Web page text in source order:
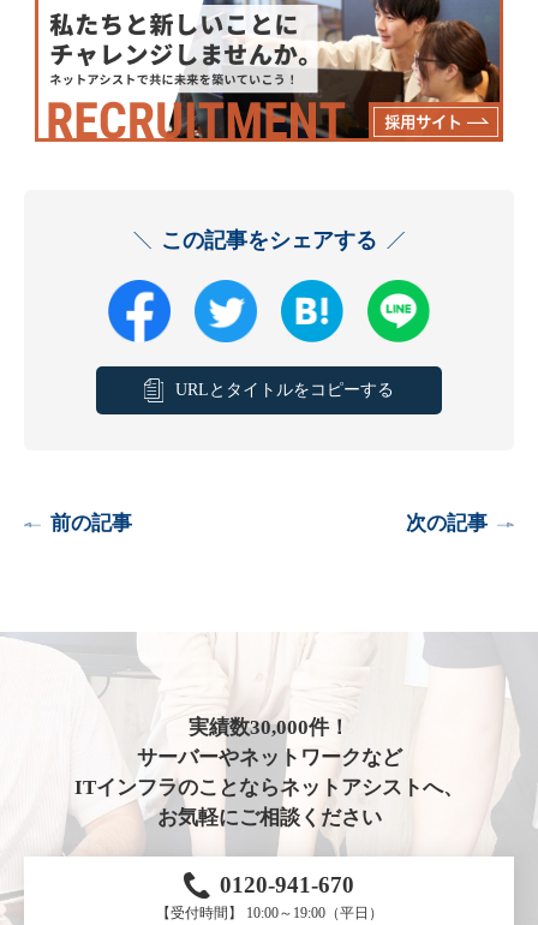
この記事をシェアする
URLとタイトルをコピーする
前の記事 次の記事
実績数30,000件！
サーバーやネットワークなど
ITインフラのことならネットアシストへ、
お気軽にご相談ください
0120-941-670
【受付時間】 10:00～19:00（平日）